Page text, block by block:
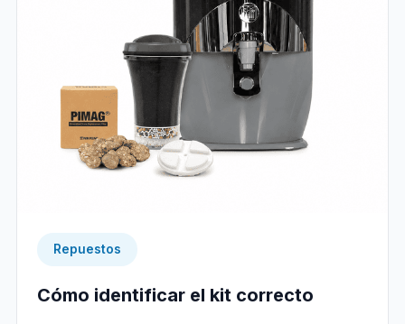
Repuestos
Cómo identificar el kit correcto